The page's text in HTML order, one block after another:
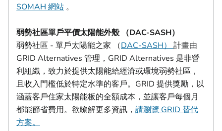
SOMAH 網站 。
弱勢社區單戶平價太陽能外殼 （DAC-SASH）
弱勢社區 - 單戶太陽能之家 （DAC-SASH） 計畫由
GRID Alternatives 管理，GRID Alternatives 是非營
利組織，致力於提供太陽能給經濟或環境弱勢社區，
且收入門檻低於特定水準的客戶。GRID 提供獎勵，以
涵蓋客戶住家太陽能板的全額成本，並讓客戶每個月
都能節省費用。欲瞭解更多資訊， 請瀏覽 GRID 替代
方案。